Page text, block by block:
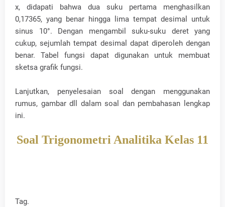
x, didapati bahwa dua suku pertama menghasilkan
0,17365, yang benar hingga lima tempat desimal untuk
sinus 10°. Dengan mengambil suku-suku deret yang
cukup, sejumlah tempat desimal dapat diperoleh dengan
benar. Tabel fungsi dapat digunakan untuk membuat
sketsa grafik fungsi.
Lanjutkan, penyelesaian soal dengan menggunakan
rumus, gambar dll dalam soal dan pembahasan lengkap
ini.
Soal Trigonometri Analitika Kelas 11
Tag.